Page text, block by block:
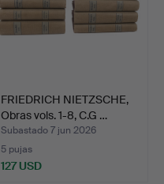
FRIEDRICH NIETZSCHE,
Obras vols. 1-8, C.G …
Subastado 7 jun 2026
5 pujas
127 USD